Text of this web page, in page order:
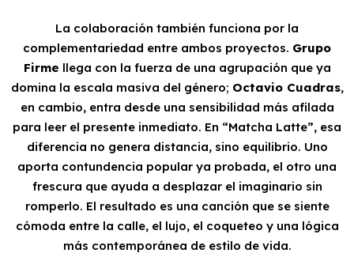
La colaboración también funciona por la
complementariedad entre ambos proyectos. Grupo
Firme llega con la fuerza de una agrupación que ya
domina la escala masiva del género; Octavio Cuadras,
en cambio, entra desde una sensibilidad más afilada
para leer el presente inmediato. En “Matcha Latte”, esa
diferencia no genera distancia, sino equilibrio. Uno
aporta contundencia popular ya probada, el otro una
frescura que ayuda a desplazar el imaginario sin
romperlo. El resultado es una canción que se siente
cómoda entre la calle, el lujo, el coqueteo y una lógica
más contemporánea de estilo de vida.